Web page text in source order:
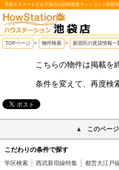
早苗エステートビル下落合の2DK賃貸マンション | 高田
/
TOPページ > 物件検索 > 新宿区の賃貸情報一
こちらの物件は掲載を
条件を変えて、再度検
このペー
こだわりの条件で探す
学区検索 西武新宿線特集 都営大江戸